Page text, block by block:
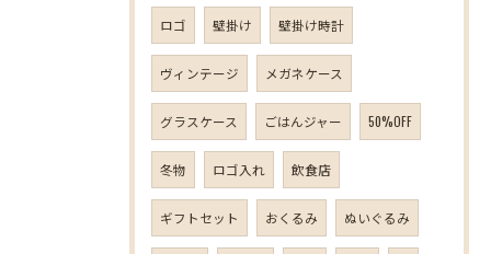
ロゴ 壁掛け 壁掛け時計
ヴィンテージ メガネケース
グラスケース ごはんジャー 50%OFF
冬物 ロゴ入れ 飲食店
ギフトセット おくるみ ぬいぐるみ